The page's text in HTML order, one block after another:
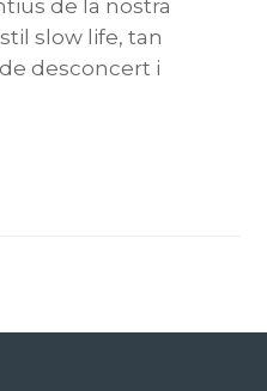
de la nostra
slow life, tan
desconcert i